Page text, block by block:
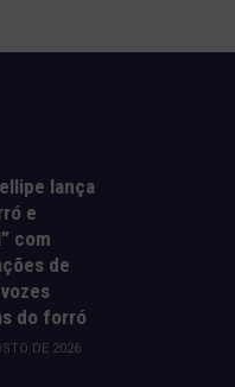
lança
e
com
de
do forró
DE 2026